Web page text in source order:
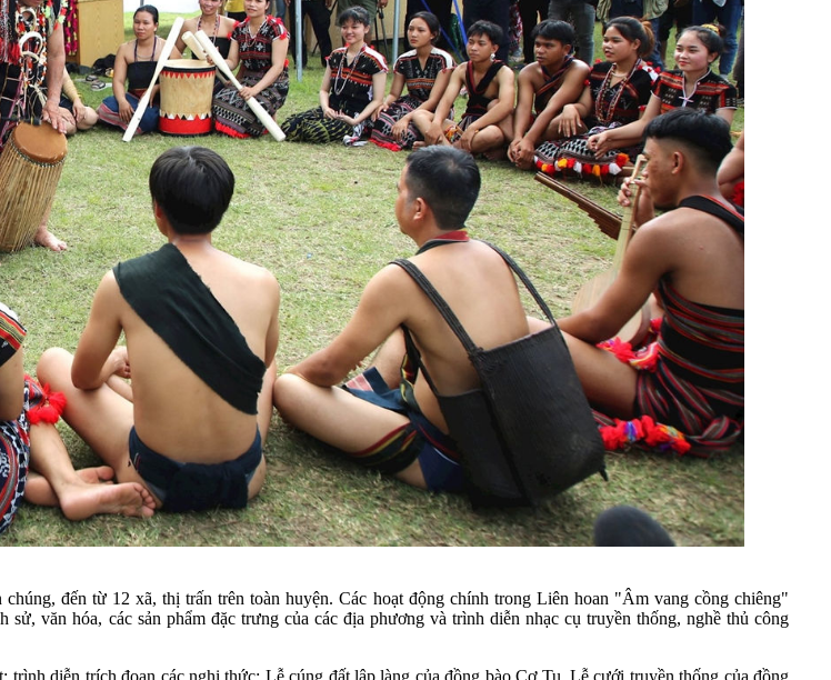
đến từ 12 xã, thị trấn trên toàn huyện. Các hoạt động chính trong Liên hoan "Âm vang cồng chiêng"
văn hóa, các sản phẩm đặc trưng của các địa phương và trình diễn nhạc cụ truyền thống, nghề thủ công